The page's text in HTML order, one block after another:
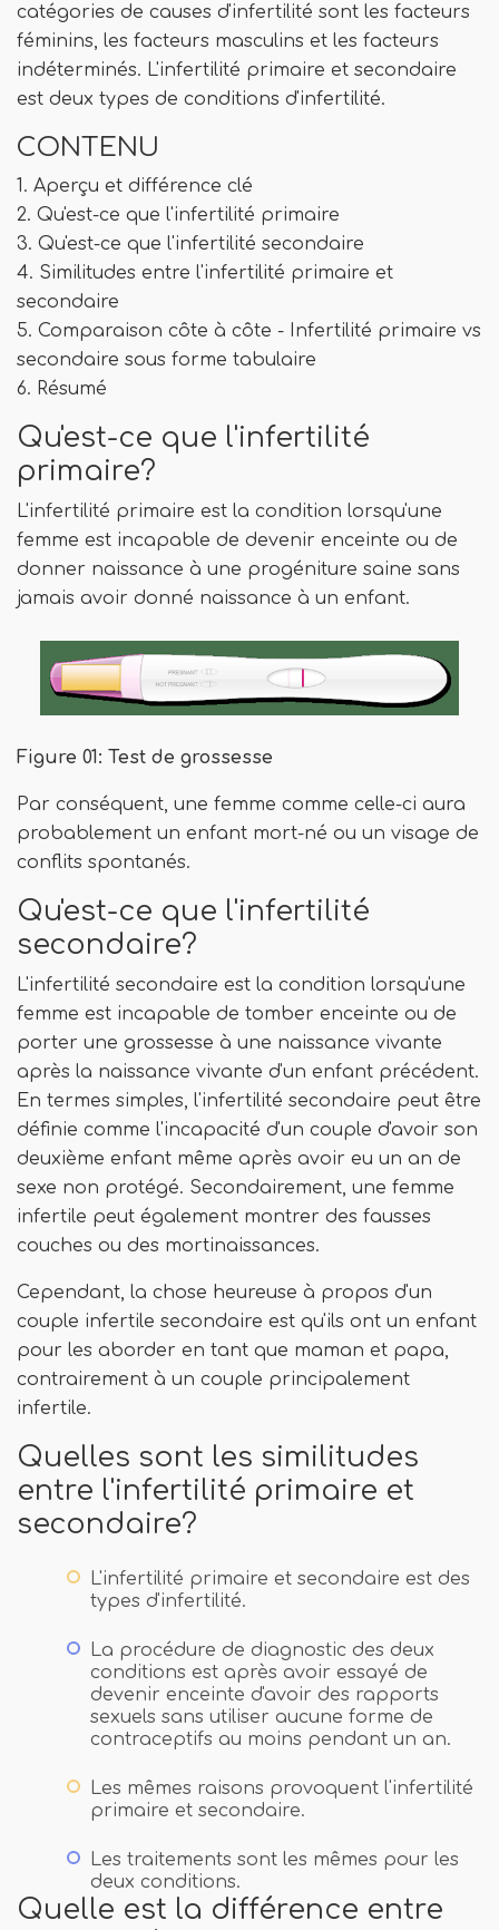
catégories de causes d'infertilité sont les facteurs
féminins, les facteurs masculins et les facteurs
indéterminés. L'infertilité primaire et secondaire
est deux types de conditions d'infertilité.
CONTENU
1. Aperçu et différence clé
2. Qu'est-ce que l'infertilité primaire
3. Qu'est-ce que l'infertilité secondaire
4. Similitudes entre l'infertilité primaire et
secondaire
5. Comparaison côte à côte - Infertilité primaire vs
secondaire sous forme tabulaire
6. Résumé
Qu'est-ce que l'infertilité
primaire?
L'infertilité primaire est la condition lorsqu'une
femme est incapable de devenir enceinte ou de
donner naissance à une progéniture saine sans
jamais avoir donné naissance à un enfant.
Figure 01: Test de grossesse
Par conséquent, une femme comme celle-ci aura
probablement un enfant mort-né ou un visage de
conflits spontanés.
Qu'est-ce que l'infertilité
secondaire?
L'infertilité secondaire est la condition lorsqu'une
femme est incapable de tomber enceinte ou de
porter une grossesse à une naissance vivante
après la naissance vivante d'un enfant précédent.
En termes simples, l'infertilité secondaire peut être
définie comme l'incapacité d'un couple d'avoir son
deuxième enfant même après avoir eu un an de
sexe non protégé. Secondairement, une femme
infertile peut également montrer des fausses
couches ou des mortinaissances.
Cependant, la chose heureuse à propos d'un
couple infertile secondaire est qu'ils ont un enfant
pour les aborder en tant que maman et papa,
contrairement à un couple principalement
infertile.
Quelles sont les similitudes
entre l'infertilité primaire et
secondaire?
L'infertilité primaire et secondaire est des
types d'infertilité.
La procédure de diagnostic des deux
conditions est après avoir essayé de
devenir enceinte d'avoir des rapports
sexuels sans utiliser aucune forme de
contraceptifs au moins pendant un an.
Les mêmes raisons provoquent l'infertilité
primaire et secondaire.
Les traitements sont les mêmes pour les
deux conditions.
Quelle est la différence entre